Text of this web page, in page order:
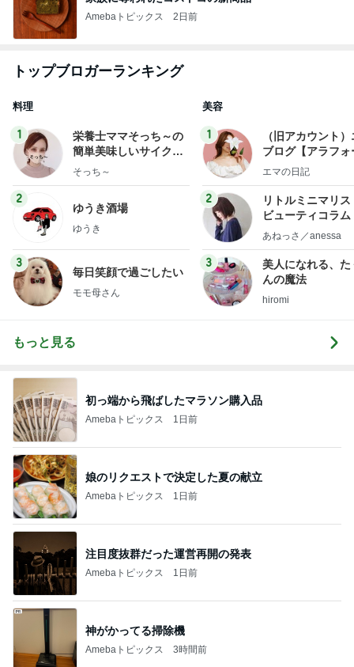
Amebaトピックス 2日前
トップブロガーランキング
料理
1
栄養士ママそっち～の
簡単美味しいサイクル
献立
そっち～
2
ゆうき酒場
ゆうき
3
毎日笑顔で過ごしたい
モモ母さん
美容
1
（旧アカウント
ブログ【アラフォ
社売却セカンドラ
エマの日記
2
リトルミニマリス
ビューティコラ
little
あねっさ／anessa
3
美人になれる、た
んの魔法
hiromi
もっと見る
初っ端から飛ばしたマラソン購入品
Amebaトピックス 1日前
娘のリクエストで決定した夏の献立
Amebaトピックス 1日前
注目度抜群だった運営再開の発表
Amebaトピックス 1日前
神がかってる掃除機
Amebaトピックス 3時間前